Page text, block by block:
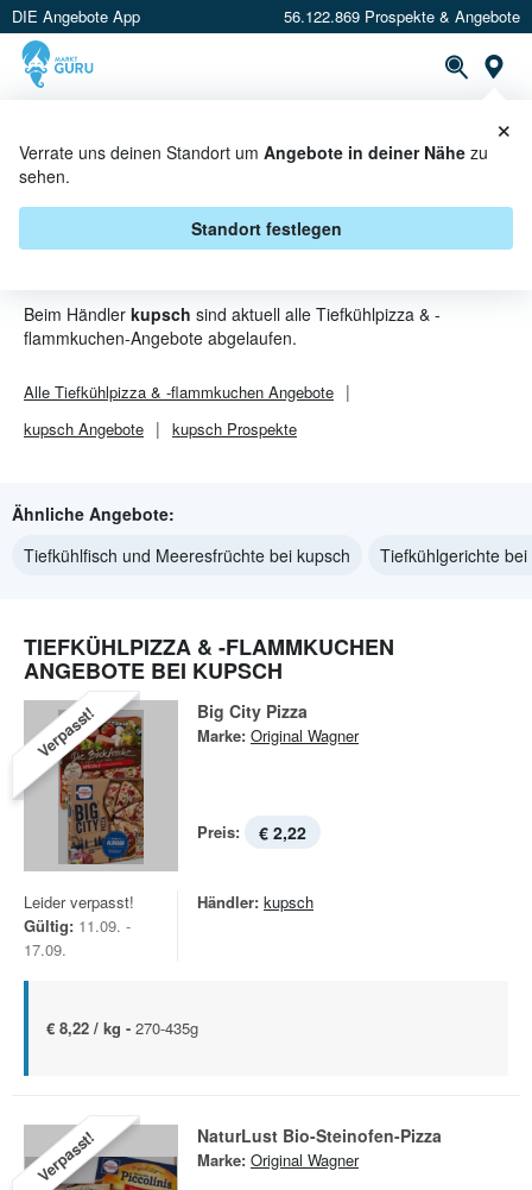
DIE Angebote App 56.122.869 Prospekte & Angebote
Verrate uns deinen Standort um Angebote in deiner Nähe zu
sehen.
Standort festlegen
×
TIEFKÜHLPIZZA & -
FLAMMKUCHEN ANGEBOTE &
AKTIONEN BEI KUPSCH
Beim Händler kupsch sind aktuell alle Tiefkühlpizza & -
flammkuchen-Angebote abgelaufen.
Alle Tiefkühlpizza & -flammkuchen Angebote
kupsch Angebote kupsch Prospekte
Ähnliche Angebote:
Tiefkühlfisch und Meeresfrüchte bei kupsch
Tiefkühlgerichte
TIEFKÜHLPIZZA & -FLAMMKUCHEN
ANGEBOTE BEI KUPSCH
Verpasst! Big City Pizza
Marke: Original Wagner
Preis: € 2,22
Leider verpasst!
Gültig: 11.09. -
17.09.
Händler: kupsch
€ 8,22 / kg - 270-435g
Verpasst! NaturLust Bio-Steinofen-Pizza
Marke: Original Wagner